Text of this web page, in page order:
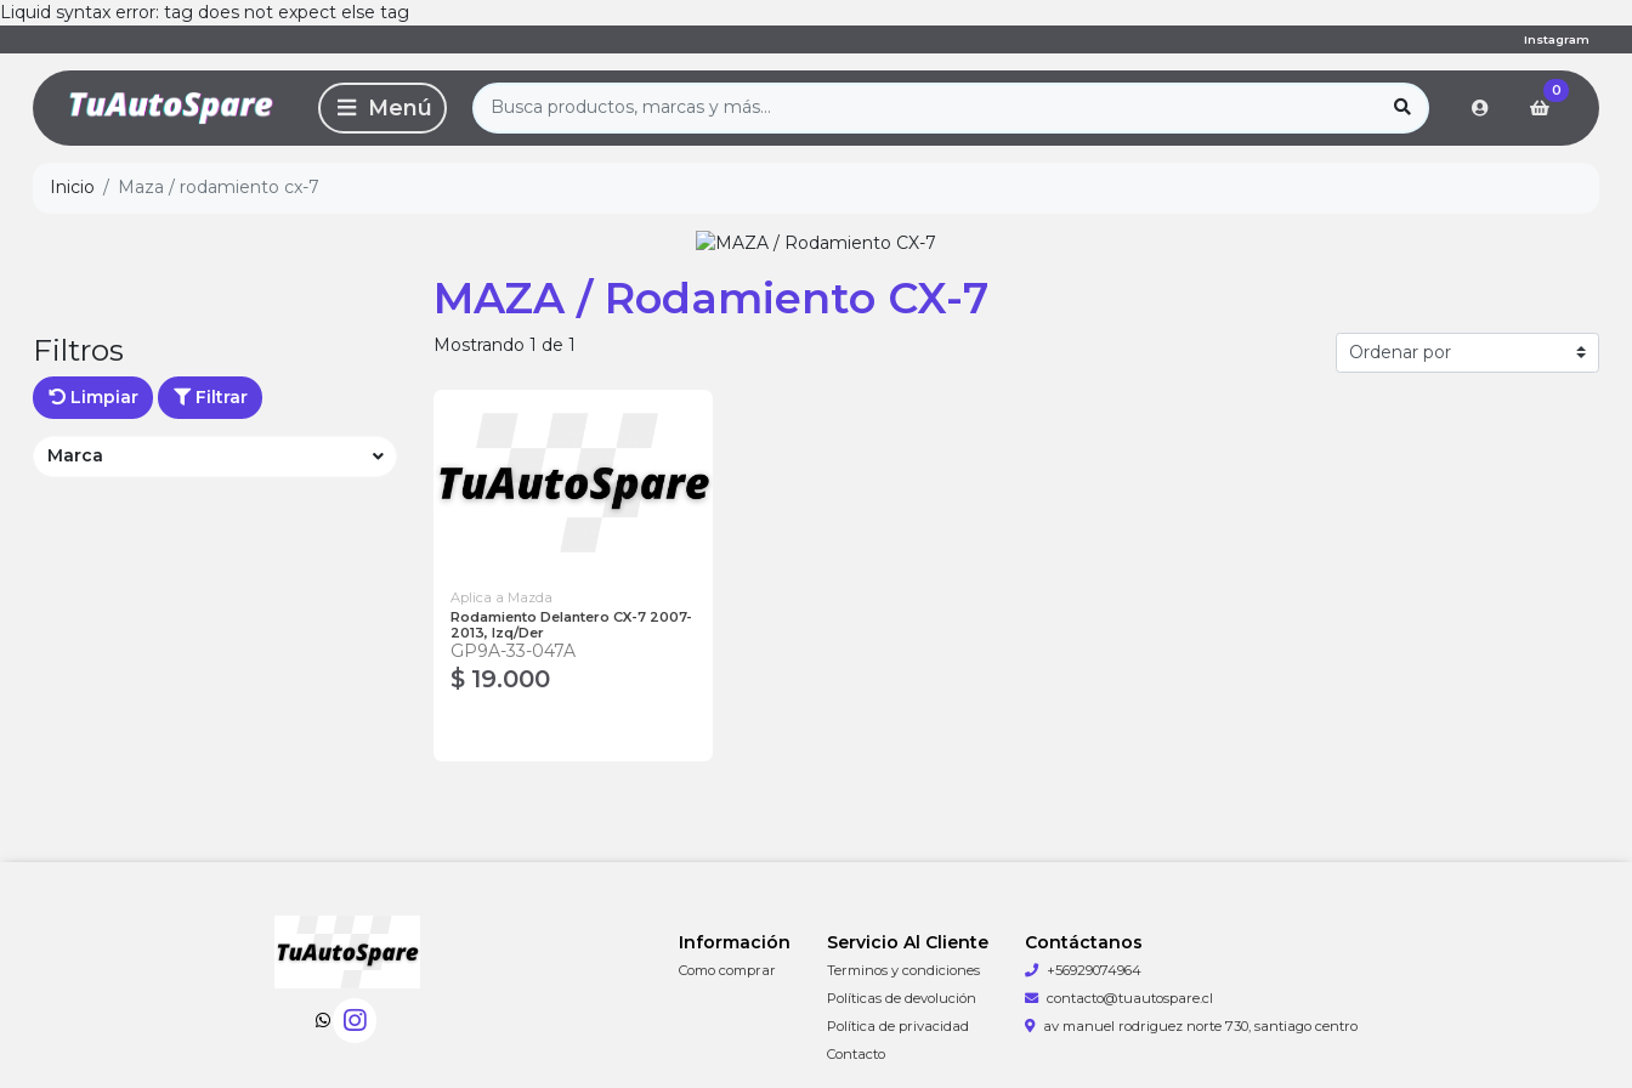
Liquid syntax error: tag does not expect else tag
Instagram
0
Inicio Maza / rodamiento cx-7
MAZA / Rodamiento CX-7
Filtros
Limpiar Filtrar
Marca
Mostrando 1 de 1
Aplica a Mazda
Rodamiento Delantero CX-7 2007-
2013, Izq/Der
GP9A-33-047A
$ 19.000
Información
Como comprar
Servicio Al Cliente
Terminos y condiciones
Políticas de devolución
Política de privacidad
Contacto
Contáctanos
+56929074964
contacto@tuautospare.cl
av manuel rodriguez norte 730, santiago centro